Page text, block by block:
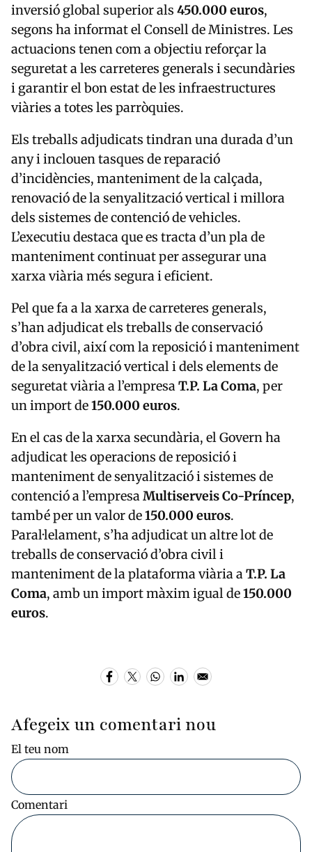
inversió global superior als 450.000 euros,
segons ha informat el Consell de Ministres. Les
actuacions tenen com a objectiu reforçar la
seguretat a les carreteres generals i secundàries
i garantir el bon estat de les infraestructures
viàries a totes les parròquies.
Els treballs adjudicats tindran una durada d’un
any i inclouen tasques de reparació
d’incidències, manteniment de la calçada,
renovació de la senyalització vertical i millora
dels sistemes de contenció de vehicles.
L’executiu destaca que es tracta d’un pla de
manteniment continuat per assegurar una
xarxa viària més segura i eficient.
Pel que fa a la xarxa de carreteres generals,
s’han adjudicat els treballs de conservació
d’obra civil, així com la reposició i manteniment
de la senyalització vertical i dels elements de
seguretat viària a l’empresaT.P. La Coma, per
un import de150.000 euros.
En el cas de la xarxa secundària, el Govern ha
adjudicat les operacions de reposició i
manteniment de senyalització i sistemes de
contenció a l’empresaMultiserveis Co-Príncep,
també per un valor de150.000 euros.
Paral·lelament, s’ha adjudicat un altre lot de
treballs de conservació d’obra civil i
manteniment de la plataforma viària aT.P. La
Coma, amb un import màxim igual de150.000
euros.
Afegeix un comentari nou
El teu nom
Comentari